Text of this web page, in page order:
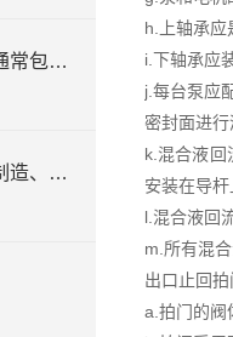
混合液回流泵的安装要求通常包括以下几个方面
双曲面搅拌机设备设计、制造、检验所遵循的目录
h.上轴承应
i.下轴承应
j.每台泵应
密封面进
k.混合液回
安装在导
l.混合液回
m.所有混
出口止回
a.拍门的阀